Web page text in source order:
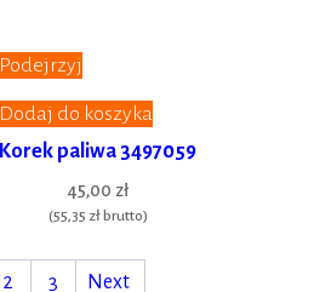
Podejrzyj
Dodaj do koszyka
Korek paliwa 3497059
45,00 zł
(55,35 złbrutto)
2 3 Next